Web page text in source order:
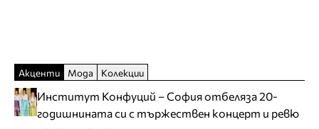
Акценти Мода Колекции
Институт Конфуций – София отбеляза 20-
годишнината си с тържествен концерт и ревю